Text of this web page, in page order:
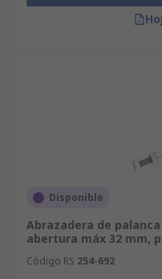
Disponible
Abrazadera de palanca
abertura máx 32 mm,
Código RS 254-692